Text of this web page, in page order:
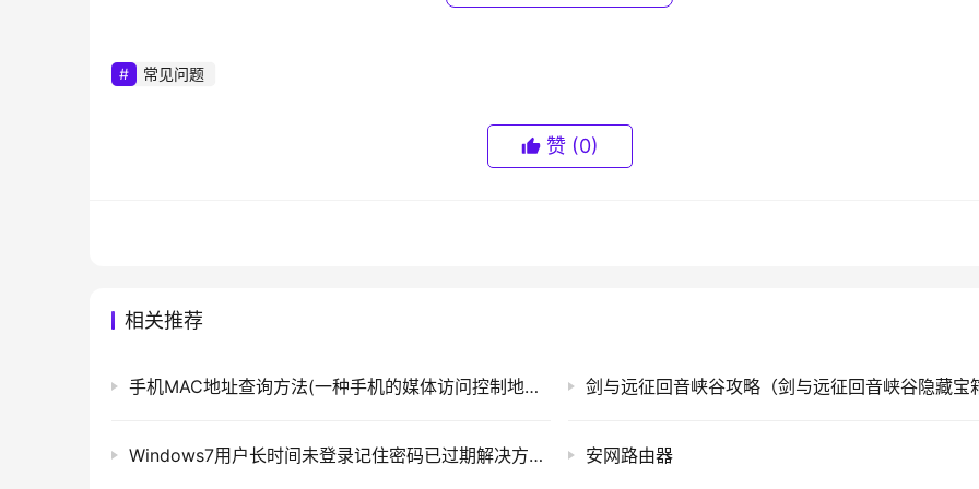
	U盘
果能充分利用这个自动播放窗口，给它加上一个扫描病毒的功能就更好了。
Windows目录下。
不正常，点击也无法调用MSE扫描。
常见问题
赞 (0)
相关推荐
手机MAC地址查询方法(一种手机的媒体访问控制地址查询方法)
Windows7用户长时间未登录记住密码已过期解决方法(图) 安网路由器